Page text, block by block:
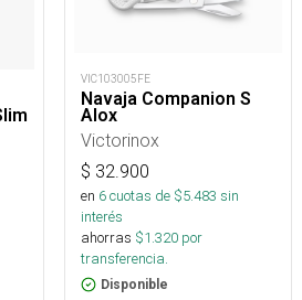
VIC103005FE
Navaja Companion S
Alox
Victorinox
$ 32.900
en 6cuotas de $5.483 sin
interés
ahorras $1.320 por
transferencia.
Disponible